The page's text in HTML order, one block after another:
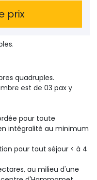
prix
quadruples.
est de 03 pax y
pour toute
intégralité au minimum
pour tout séjour < à 4
au milieu d'une